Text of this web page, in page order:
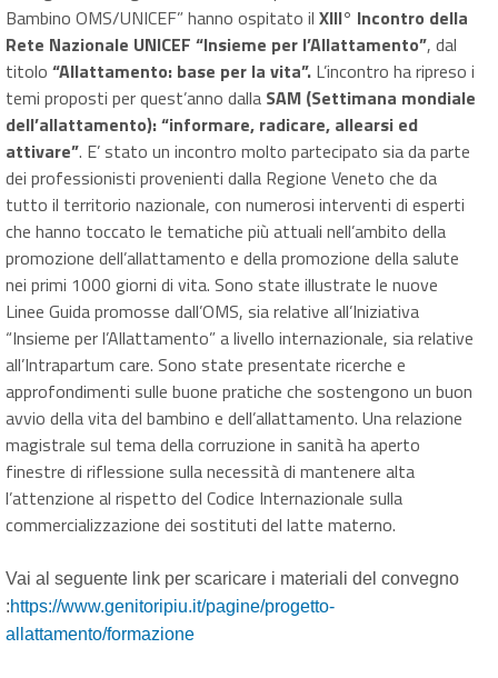
Bambino OMS/UNICEF” hanno ospitato il XIII° Incontro della
Rete Nazionale UNICEF “Insieme per l’Allattamento”, dal
titolo “Allattamento: base per la vita”. L’incontro ha ripreso i
temi proposti per quest’anno dalla SAM (Settimana mondiale
dell’allattamento): “informare, radicare, allearsi ed
attivare”. E’ stato un incontro molto partecipato sia da parte
dei professionisti provenienti dalla Regione Veneto che da
tutto il territorio nazionale, con numerosi interventi di esperti
che hanno toccato le tematiche più attuali nell’ambito della
promozione dell’allattamento e della promozione della salute
nei primi 1000 giorni di vita. Sono state illustrate le nuove
Linee Guida promosse dall’OMS, sia relative all’Iniziativa
“Insieme per l’Allattamento” a livello internazionale, sia relative
all’Intrapartum care. Sono state presentate ricerche e
approfondimenti sulle buone pratiche che sostengono un buon
avvio della vita del bambino e dell’allattamento. Una relazione
magistrale sul tema della corruzione in sanità ha aperto
finestre di riflessione sulla necessità di mantenere alta
l’attenzione al rispetto del Codice Internazionale sulla
commercializzazione dei sostituti del latte materno.
Vai al seguente link per scaricare i materiali del convegno
:https://www.genitoripiu.it/pagine/progetto-
allattamento/formazione